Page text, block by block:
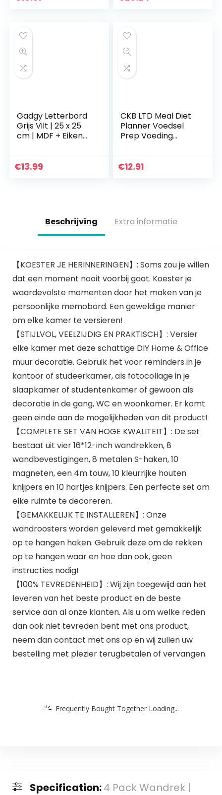
Gadgy Letterbord
Grijs Vilt | 25 x 25
cm | MDF + Eiken
Punaises | Inclusief…
€13.99
CKB LTD Meal Diet
Planner Voedsel
Prep Voeding
Koelkast Board Met
€12.91
Beschrijving Extra informatie
【KOESTER JE HERINNERINGEN】: Soms zou je willen
dat een moment nooit voorbij gaat. Koester je
waardevolste momenten door het maken van je
persoonlijke memobord. Een geweldige manier
om elke kamer te versieren!
【STIJLVOL, VEELZIJDIG EN PRAKTISCH】: Versier
elke kamer met deze schattige DIY Home & Office
muur decoratie. Gebruik het voor reminders in je
kantoor of studeerkamer, als fotocollage in je
slaapkamer of studentenkamer of gewoon als
decoratie in de gang, WC en woonkamer. Er komt
geen einde aan de mogelijkheden van dit product!
【COMPLETE SET VAN HOGE KWALITEIT】: De set
bestaat uit vier 16*12-inch wandrekken, 8
wandbevestigingen, 8 metalen S-haken, 10
magneten, een 4m touw, 10 kleurrijke houten
knijpers en 10 hartjes knijpers. Een perfecte set om
elke ruimte te decoreren.
【GEMAKKELIJK TE INSTALLEREN】: Onze
wandroosters worden geleverd met gemakkelijk
op te hangen haken. Gebruik deze om de rekken
op te hangen waar en hoe dan ook, geen
instructies nodig!
【100% TEVREDENHEID】: Wij zijn toegewijd aan het
leveren van het beste product en de beste
service aan al onze klanten. Als u om welke reden
dan ook niet tevreden bent met ons product,
neem dan contact met ons op en wij zullen uw
bestelling met plezier terugbetalen of vervangen.
Frequently Bought Together Loading...
Specification:4 Pack Wandrek |